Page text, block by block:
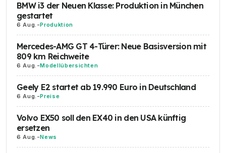
BMW i3 der Neuen Klasse: Produktion in München
gestartet
6 Aug. -Produktion
Mercedes-AMG GT 4-Türer: Neue Basisversion mit
809 km Reichweite
6 Aug. -Modellübersichten
Geely E2 startet ab 19.990 Euro in Deutschland
6 Aug. -Preise
Volvo EX50 soll den EX40 in den USA künftig
ersetzen
6 Aug. -News